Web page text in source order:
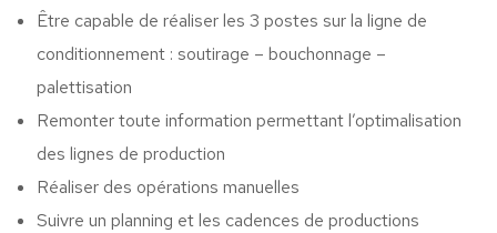
Être capable de réaliser les 3 postes sur la ligne de
conditionnement : soutirage – bouchonnage –
palettisation
Remonter toute information permettant l’optimalisation
des lignes de production
Réaliser des opérations manuelles
Suivre un planning et les cadences de productions